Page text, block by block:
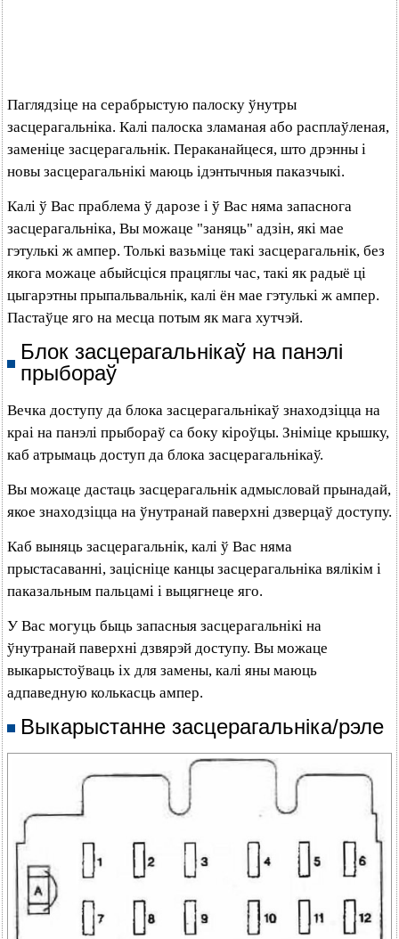
Паглядзіце на серабрыстую палоску ўнутры
засцерагальніка. Калі палоска зламаная або расплаўленая,
заменіце засцерагальнік. Пераканайцеся, што дрэнны і
новы засцерагальнікі маюць ідэнтычныя паказчыкі.
Калі ў Вас праблема ў дарозе і ў Вас няма запаснога
засцерагальніка, Вы можаце "заняць" адзін, які мае
гэтулькі ж ампер. Толькі вазьміце такі засцерагальнік, без
якога можаце абыйсціся працяглы час, такі як радыё ці
цыгарэтны прыпальвальнік, калі ён мае гэтулькі ж ампер.
Пастаўце яго на месца потым як мага хутчэй.
Блок засцерагальнікаў на панэлі
прыбораў
Вечка доступу да блока засцерагальнікаў знаходзіцца на
краі на панэлі прыбораў са боку кіроўцы. Зніміце крышку,
каб атрымаць доступ да блока засцерагальнікаў.
Вы можаце дастаць засцерагальнік адмысловай прынадай,
якое знаходзіцца на ўнутранай паверхні дзверцаў доступу.
Каб выняць засцерагальнік, калі ў Вас няма
прыстасаванні, зацісніце канцы засцерагальніка вялікім і
паказальным пальцамі і выцягнеце яго.
У Вас могуць быць запасныя засцерагальнікі на
ўнутранай паверхні дзвярэй доступу. Вы можаце
выкарыстоўваць іх для замены, калі яны маюць
адпаведную колькасць ампер.
Выкарыстанне засцерагальніка/рэле